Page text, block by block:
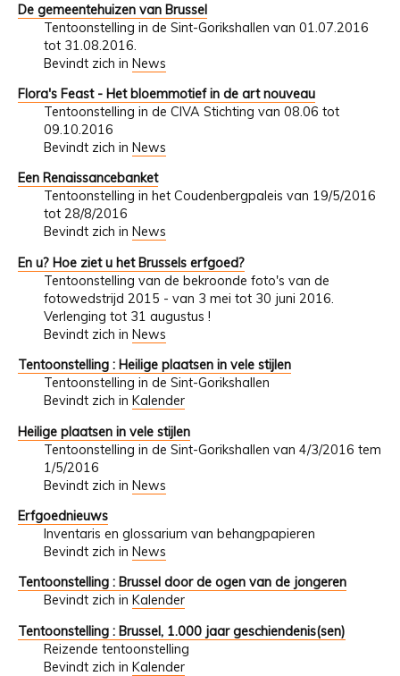
De gemeentehuizen van Brussel
Tentoonstelling in de Sint-Gorikshallen van 01.07.2016
tot 31.08.2016.
Bevindt zich in News
Flora's Feast - Het bloemmotief in de art nouveau
Tentoonstelling in de CIVA Stichting van 08.06 tot
09.10.2016
Bevindt zich in News
Een Renaissancebanket
Tentoonstelling in het Coudenbergpaleis van 19/5/2016
tot 28/8/2016
Bevindt zich in News
En u? Hoe ziet u het Brussels erfgoed?
Tentoonstelling van de bekroonde foto's van de
fotowedstrijd 2015 - van 3 mei tot 30 juni 2016.
Verlenging tot 31 augustus !
Bevindt zich in News
Tentoonstelling : Heilige plaatsen in vele stijlen
Tentoonstelling in de Sint-Gorikshallen
Bevindt zich in Kalender
Heilige plaatsen in vele stijlen
Tentoonstelling in de Sint-Gorikshallen van 4/3/2016 tem
1/5/2016
Bevindt zich in News
Erfgoednieuws
Inventaris en glossarium van behangpapieren
Bevindt zich in News
Tentoonstelling : Brussel door de ogen van de jongeren
Bevindt zich in Kalender
Tentoonstelling : Brussel, 1.000 jaar geschiendenis(sen)
Reizende tentoonstelling
Bevindt zich in Kalender